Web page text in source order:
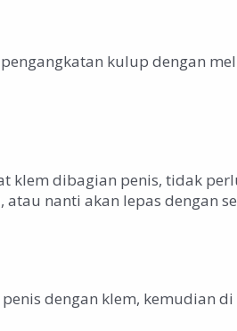
kulup dengan
klem dibagian penis, tidak
nanti akan lepas dengan
dengan klem, kemudian